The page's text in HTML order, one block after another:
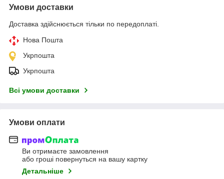
Умови доставки
Доставка здійснюється тільки по передоплаті.
Нова Пошта
Укрпошта
Укрпошта
Всі умови доставки
Умови оплати
Ви отримаєте замовлення
або гроші повернуться на вашу картку
Детальніше